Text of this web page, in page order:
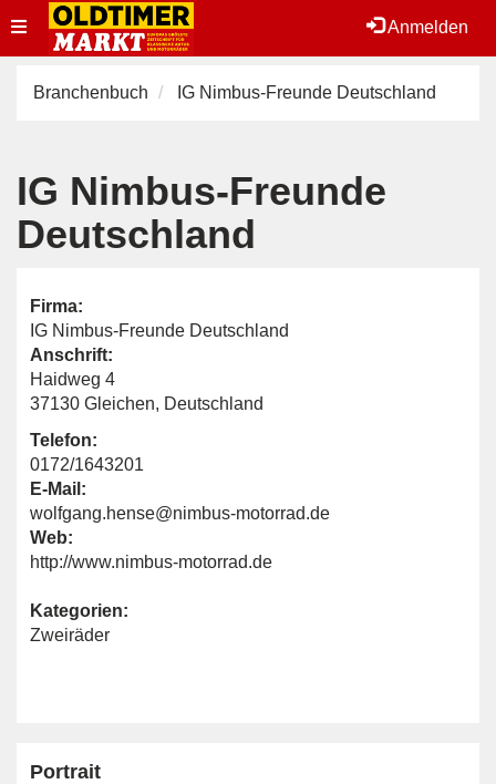
Anmelden
Toggle
navigation
Branchenbuch IG Nimbus-Freunde Deutschland
IG Nimbus-Freunde
Deutschland
Firma:
IG Nimbus-Freunde Deutschland
Anschrift:
Haidweg 4
37130 Gleichen, Deutschland
Telefon:
0172/1643201
E-Mail:
wolfgang.hense@nimbus-motorrad.de
Web:
http://www.nimbus-motorrad.de
Kategorien:
Zweiräder
Portrait